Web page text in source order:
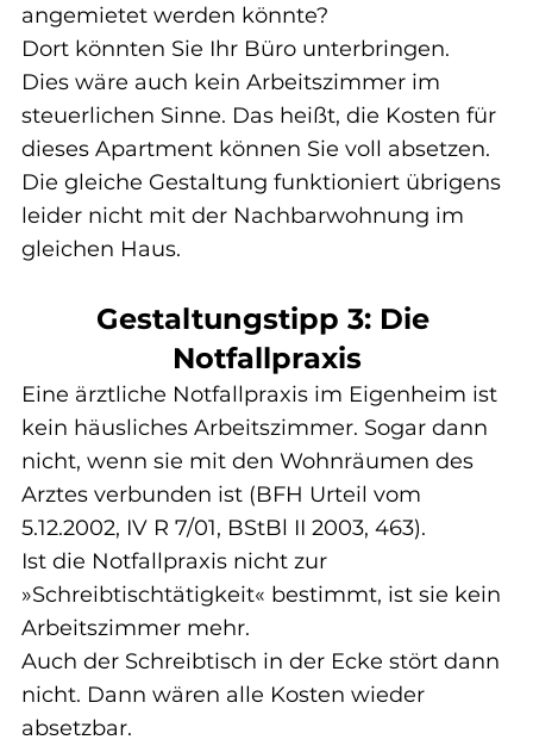
angemietet werden könnte?
Dort könnten Sie Ihr Büro unterbringen.
Dies wäre auch kein Arbeitszimmer im
steuerlichen Sinne. Das heißt, die Kosten für
dieses Apartment können Sie voll absetzen.
Die gleiche Gestaltung funktioniert übrigens
leider nicht mit der Nachbarwohnung im
gleichen Haus.
Gestaltungstipp 3: Die
Notfallpraxis
Eine ärztliche Notfallpraxis im Eigenheim ist
kein häusliches Arbeitszimmer. Sogar dann
nicht, wenn sie mit den Wohnräumen des
Arztes verbunden ist (BFH Urteil vom
5.12.2002, IV R 7/01, BStBl II 2003, 463).
Ist die Notfallpraxis nicht zur
»Schreibtischtätigkeit« bestimmt, ist sie kein
Arbeitszimmer mehr.
Auch der Schreibtisch in der Ecke stört dann
nicht. Dann wären alle Kosten wieder
absetzbar.